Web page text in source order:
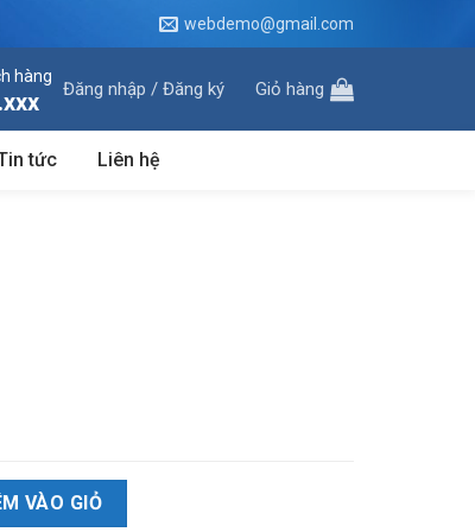
webdemo@gmail.com
hàng
Đăng nhập / Đăng ký Giỏ hàng
tức Liên hệ
VÀO GIỎ